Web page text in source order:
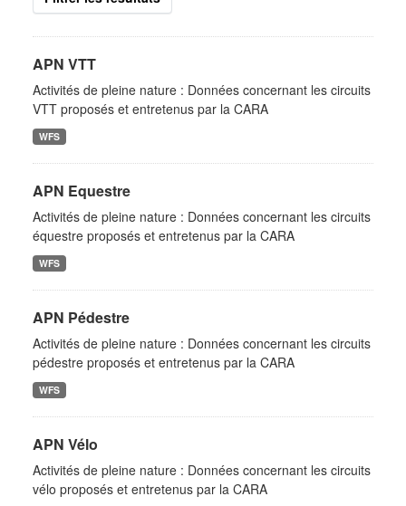
APN VTT
Activités de pleine nature : Données concernant les circuits
VTT proposés et entretenus par la CARA
WFS
APN Equestre
Activités de pleine nature : Données concernant les circuits
équestre proposés et entretenus par la CARA
WFS
APN Pédestre
Activités de pleine nature : Données concernant les circuits
pédestre proposés et entretenus par la CARA
WFS
APN Vélo
Activités de pleine nature : Données concernant les circuits
vélo proposés et entretenus par la CARA